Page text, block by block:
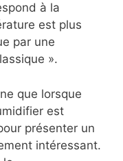
à la
est plus
par une
».
que lorsque
est
présenter un
intéressant.